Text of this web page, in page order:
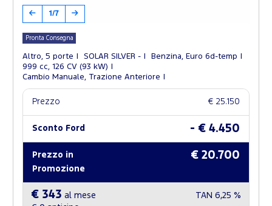
1/7
Pronta Consegna
Altro, 5 porte SOLAR SILVER -
Benzina, Euro 6d-temp
999 cc, 126 CV (93 kW)
Cambio Manuale, Trazione Anteriore
Prezzo € 25.150
Sconto Ford - € 4.450
Prezzo in
Promozione
€ 20.700
€ 343 al mese
TAN 6,25 %